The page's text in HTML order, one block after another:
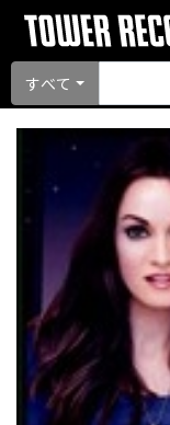
すべて